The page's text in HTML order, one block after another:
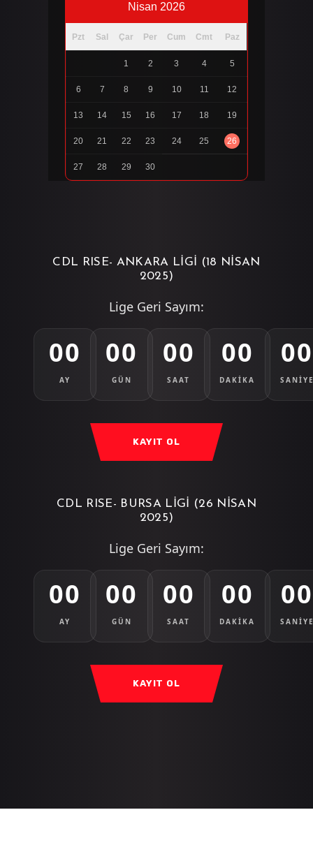
Nisan 2026
Pzt Sal Çar Per Cum Cmt Paz
1 2 3 4 5
6 7 8 9 10 11 12
13 14 15 16 17 18 19
20 21 22 23 24 25 26
27 28 29 30
CDL RISE- ANKARA LIGI (18 NISAN
2025)
Lige Geri Sayım:
00
AY
00
GÜN
00
SAAT
00
DAKİKA
00
KAYIT OL
CDL RISE- BURSA LIGI (26 NISAN
2025)
Lige Geri Sayım:
00
AY
00
GÜN
00
SAAT
00
DAKİKA
00
KAYIT OL